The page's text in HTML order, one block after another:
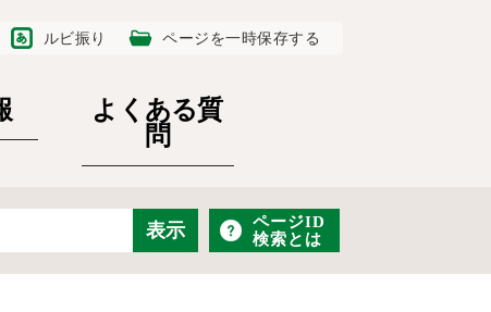
ルビ振り ページを一時保存する
よくある質
問
ページID
検索とは